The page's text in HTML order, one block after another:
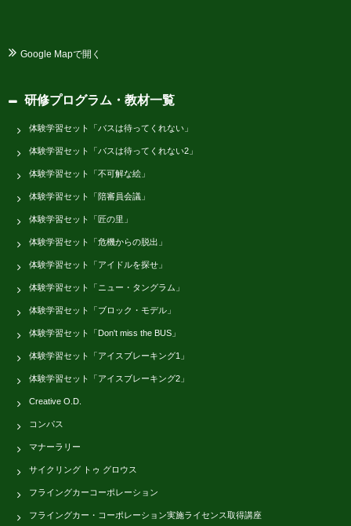
Google Mapで開く
研修プログラム・教材一覧
体験学習セット「バスは待ってくれない」
体験学習セット「バスは待ってくれない2」
体験学習セット「不可解な絵」
体験学習セット「陪審員会議」
体験学習セット「匠の里」
体験学習セット「危機からの脱出」
体験学習セット「アイドルを探せ」
体験学習セット「ニュー・タングラム」
体験学習セット「ブロック・モデル」
体験学習セット「Don't miss the BUS」
体験学習セット「アイスブレーキング1」
体験学習セット「アイスブレーキング2」
Creative O.D.
コンパス
マナーラリー
サイクリング トゥ グロウス
フライングカーコーポレーション
フライングカー・コーポレーション実施ライセンス取得講座